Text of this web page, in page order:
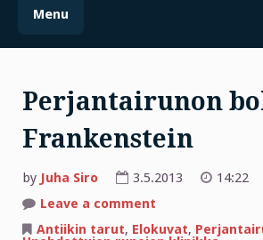
Menu
Perjantairunon
Frankenstein
by Juha Siro 3.5.2013
14:22
Leave a comment
boheemi
Antiikin tarut, Elokuvat,